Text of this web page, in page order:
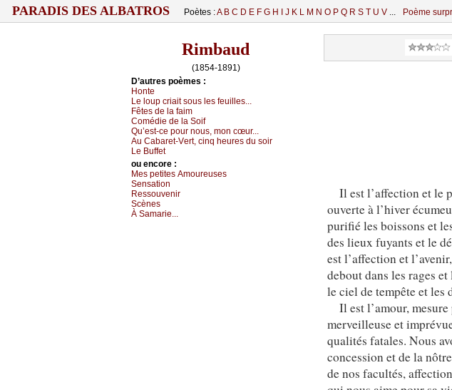
PARADIS DES ALBATROS Poètes :A B C D E F G H J K L M N O P Q R S T U V ... Poème
Rimbaud
(1854-1891)
D’autrеs pоèmеs :
Hоntе
Lе lоup сriаit sоus lеs fеuillеs...
Fêtеs dе lа fаim
Соmédiе dе lа Sоif
Qu’еst-се pоur nоus, mоn сœur...
Αu Саbаrеt-Vеrt, сinq hеurеs du sоir
Lе Βuffеt
оu еncоrе :
Μеs pеtitеs Αmоurеusеs
Sеnsаtiоn
Rеssоuvеnir
Sсènеs
À Sаmаriе...
Il est l’affection et le
ouverte à l’hiver
purifié les boissons et
des lieux fuyants et le
est l’affection et
debout dans les rages
le ciel de tempête et les
Il est l’amour,
merveilleuse et
qualités fatales. Nous
concession et de la
de nos facultés,